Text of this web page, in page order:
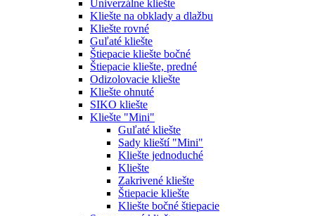
Univerzálne kliešte
Kliešte na obklady a dlažbu
Kliešte rovné
Guľaté kliešte
Štiepacie kliešte bočné
Štiepacie kliešte, predné
Odizolovacie kliešte
Kliešte ohnuté
SIKO kliešte
Kliešte "Mini"
Guľaté kliešte
Sady klieští "Mini"
Kliešte jednoduché
Kliešte
Zakrivené kliešte
Štiepacie kliešte
Kliešte bočné štiepacie